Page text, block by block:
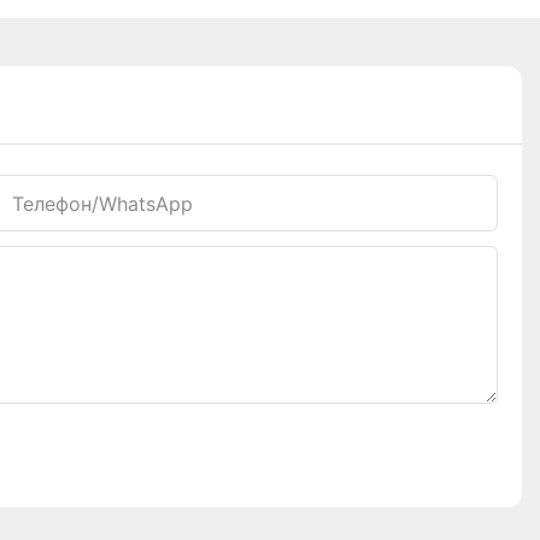
Телефон/WhatsApp